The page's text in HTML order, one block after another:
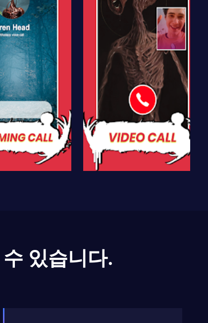
있습니다.